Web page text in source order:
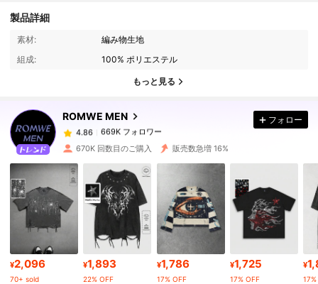
製品詳細
素材:
編み物生地
組成:
100% ポリエステル
もっと見る
ROMWE MEN
669K フォロワー
4.86
669K フォロワー
8***9 は1日前に購入しました
4.86 669K フォロワー
4.86 669K フォロワー
4.86 669K フォロワー
フォロー
670K 回数目のご購入 販売数急増 16%
¥2,096
70+ sold
¥1,893
22% OFF
¥1,786
17% OFF
¥1,725
17% OFF
¥